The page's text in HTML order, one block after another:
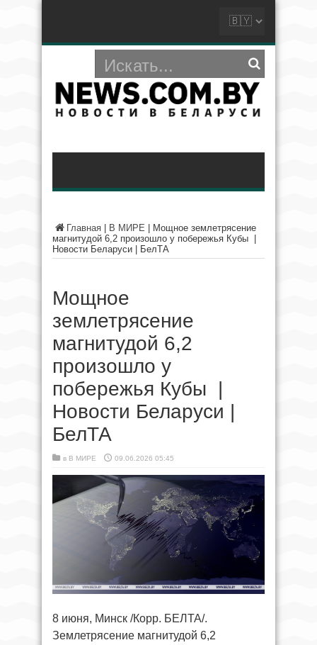
Главная В МИРЕ
Мощное землетрясение
магнитудой 6,2 произошло у побережья Кубы |
Новости Беларуси | БелТА
Мощное
землетрясение
магнитудой 6,2
произошло у
побережья Кубы |
Новости Беларуси |
БелТА
в В МИРЕ 09.06.2026 05:45
8 июня, Минск /Корр. БЕЛТА/.
Землетрясение магнитудой 6,2